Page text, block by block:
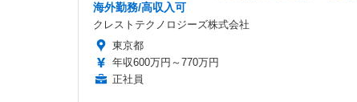
海外勤務/高収入可
クレストテクノロジーズ株式会社
東京都
年収600万円～770万円
正社員